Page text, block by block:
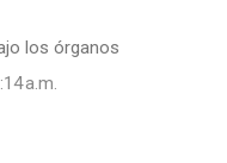
los órganos
a.m.